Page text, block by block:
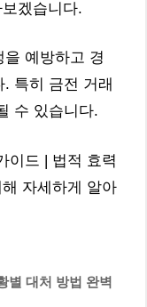
겠습니다.
예방하고 경
특히 금전 거래
수 있습니다.
이드 | 법적 효력
자세하게 알아
별 대처 방법 완벽